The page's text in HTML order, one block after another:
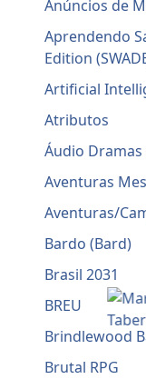
Anúncios de
Aprendendo
Edition
Artificial
Atributos
Áudio Dramas
Aventuras
Aventuras/
Bardo (Bard)
Brasil 2031
BREU
Brindlewood
Brutal RPG